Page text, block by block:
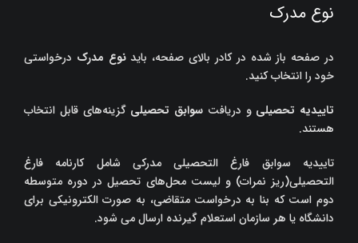
نوع مدرک
در صفحه باز شده در کادر بالای صفحه، بایدنوع مدرک درخواستی
خود را انتخاب کنید.
تاییدیه تحصیلی و دریافت سوابق تحصیلی گزینه‌های قابل انتخاب
هستند.
تاییدیه سوابق فارغ التحصیلی مدرکی شامل کارنامه فارغ
التحصیلی(ریز نمرات) و لیست محل‌های تحصیل در دوره متوسطه
دوم است که بنا به درخواست متقاضی، به صورت الکترونیکی برای
دانشگاه یا هر سازمان استعلام گیرنده ارسال می شود.